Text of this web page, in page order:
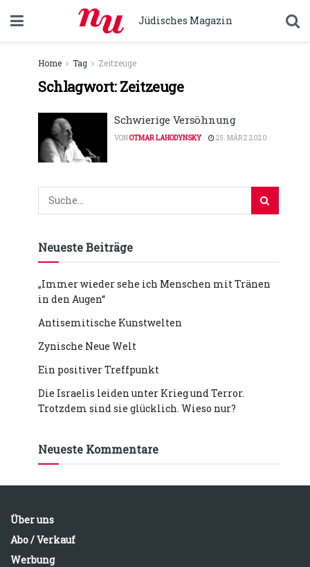
Jüdisches Magazin
Home Tag Zeitzeuge
Schlagwort:Zeitzeuge
Schwierige Versöhnung
VONOTMAR LAHODYNSKY 25. MÄRZ 2020
Neueste Beiträge
„Immer wieder sehe ich Menschen mit Tränen
in den Augen“
Antisemitische Kunstwelten
Zynische Neue Welt
Ein positiver Treffpunkt
Die Israelis leiden unter Krieg und Terror.
Trotzdem sind sie glücklich. Wieso nur?
Neueste Kommentare
Über uns
Abo / Verkauf
Werbung